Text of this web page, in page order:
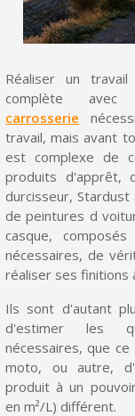
Livraison offerte
Votre
Partagez
Gagnez
10€ de
Livraison offerte
Réaliser un
complète
carrosserie
travail, mais avant
est complexe de
produits d'apprêt,
durcisseur,
de peintures d
casque,
nécessaires, de
réaliser ses finitions
Ils sont d'autant
d'estimer les
nécessaires, que
moto, ou autre,
produit à un
en m²/L) différent.